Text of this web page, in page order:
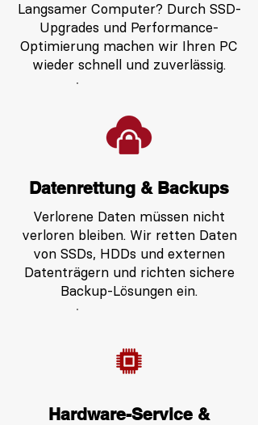
Langsamer Computer? Durch SSD-
Upgrades und Performance-
Optimierung machen wir Ihren PC
wieder schnell und zuverlässig.
Datenrettung & Backups
Verlorene Daten müssen nicht
verloren bleiben. Wir retten Daten
von SSDs, HDDs und externen
Datenträgern und richten sichere
Backup-Lösungen ein.
Hardware-Service &